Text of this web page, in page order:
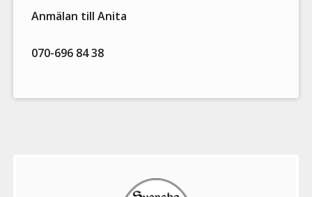
Anmälan till Anita
070-696 84 38